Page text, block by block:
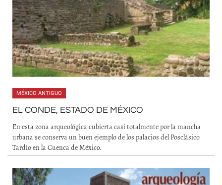
MÉXICO ANTIGUO
EL CONDE, ESTADO DE MÉXICO
En esta zona arqueológica cubierta casi totalmente por la mancha
urbana se conserva un buen ejemplo de los palacios del Posclásico
Tardío en la Cuenca de México.